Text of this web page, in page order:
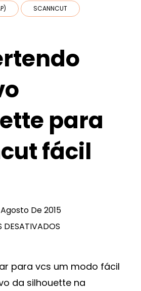
SCANNCUT
para
fácil
De 2015
DESATIVADOS
SILHOUETTE
PARA
para vcs um modo fácil
da silhouette na